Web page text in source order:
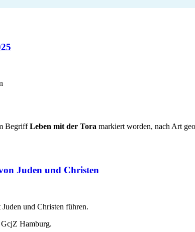
BegriffLeben mit der Tora markiert worden, nach Art
Juden und Christen
und Christen führen.
GcjZ Hamburg.